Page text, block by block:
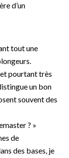
d’un
tout une
pourtant très
un bon
souvent des
? »
de
des bases, je